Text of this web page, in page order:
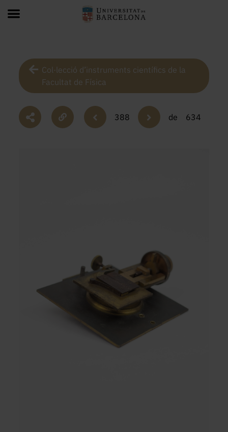
Col·lecció d’instruments científics de la
Facultat de Física
388 de 634